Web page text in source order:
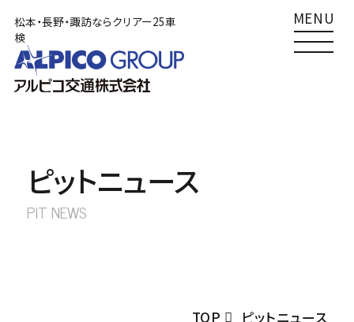
松本・長野・諏訪ならクリアー25車
検
MENU
TOP
Clear25車検
車検をご検討の方へ
Clear25車検
クリアー25車検
クリアー25車検
ピットニュース
PIT NEWS
TOP ピットニュース